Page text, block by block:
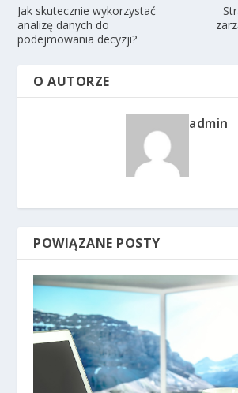
Jak skutecznie wykorzystać
analizę danych do
podejmowania decyzji?
O AUTORZE
admin
POWIĄZANE POSTY